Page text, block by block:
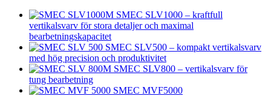
SMEC SLV1000 – kraftfull
vertikalsvarv för stora detaljer och maximal
bearbetningskapacitet
SMEC SLV500 – kompakt vertikalsvarv
med hög precision och produktivitet
SMEC SLV800 – vertikalsvarv för
tung bearbetning
SMEC MVF5000